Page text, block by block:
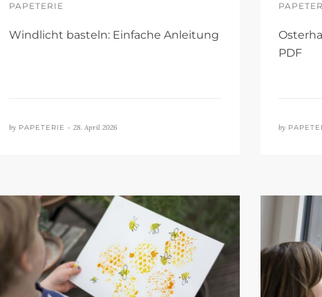
PAPETERIE
Windlicht basteln: Einfache Anleitung
by PAPETERIE • 28. April 2026
PDF
by